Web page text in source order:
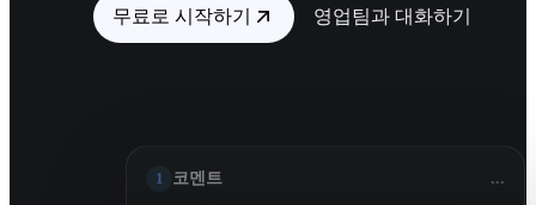
무료로 시작하기 영업팀과 대화하기
1 코멘트 ...